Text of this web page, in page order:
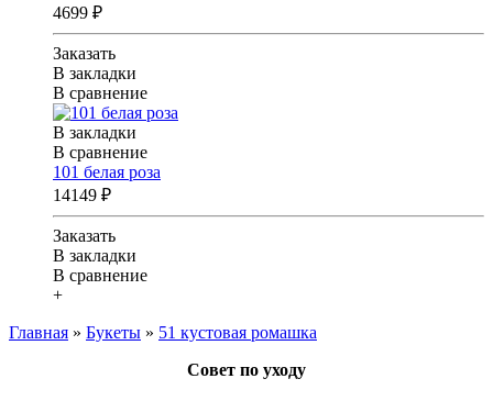
4699 ₽
Заказать
В закладки
В сравнение
В закладки
В сравнение
101 белая роза
14149 ₽
Заказать
В закладки
В сравнение
+
Главная » Букеты » 51 кустовая ромашка
Совет по уходу